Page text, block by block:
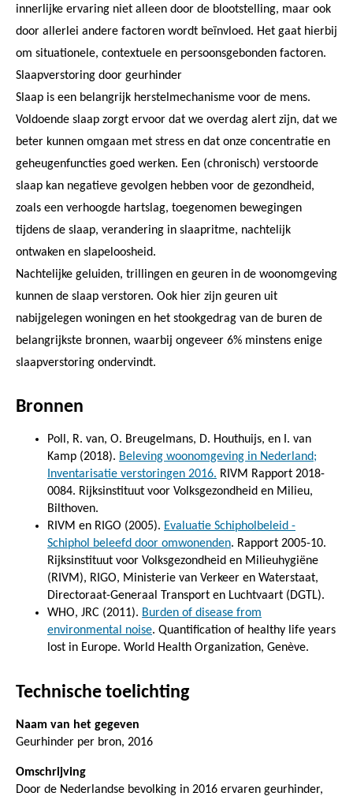
innerlijke ervaring niet alleen door de blootstelling, maar ook
door allerlei andere factoren wordt beïnvloed. Het gaat hierbij
om situationele, contextuele en persoonsgebonden factoren.
Slaapverstoring door geurhinder
Slaap is een belangrijk herstelmechanisme voor de mens.
Voldoende slaap zorgt ervoor dat we overdag alert zijn, dat we
beter kunnen omgaan met stress en dat onze concentratie en
geheugenfuncties goed werken. Een (chronisch) verstoorde
slaap kan negatieve gevolgen hebben voor de gezondheid,
zoals een verhoogde hartslag, toegenomen bewegingen
tijdens de slaap, verandering in slaapritme, nachtelijk
ontwaken en slapeloosheid.
Nachtelijke geluiden, trillingen en geuren in de woonomgeving
kunnen de slaap verstoren. Ook hier zijn geuren uit
nabijgelegen woningen en het stookgedrag van de buren de
belangrijkste bronnen, waarbij ongeveer 6% minstens enige
slaapverstoring ondervindt.
Bronnen
Poll, R. van, O. Breugelmans, D. Houthuijs, en I. van
Kamp (2018). Beleving woonomgeving in Nederland;
Inventarisatie verstoringen 2016. RIVM Rapport 2018-
0084. Rijksinstituut voor Volksgezondheid en Milieu,
Bilthoven.
RIVM en RIGO (2005). Evaluatie Schipholbeleid -
Schiphol beleefd door omwonenden. Rapport 2005-10.
Rijksinstituut voor Volksgezondheid en Milieuhygiëne
(RIVM), RIGO, Ministerie van Verkeer en Waterstaat,
Directoraat-Generaal Transport en Luchtvaart (DGTL).
WHO, JRC (2011). Burden of disease from
environmental noise. Quantification of healthy life years
lost in Europe. World Health Organization, Genève.
Technische toelichting
Naam van het gegeven
Geurhinder per bron, 2016
Omschrijving
Door de Nederlandse bevolking in 2016 ervaren geurhinder,